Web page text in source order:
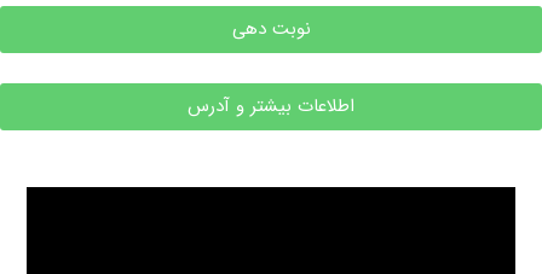
نوبت دهی
اطلاعات بیشتر و آدرس